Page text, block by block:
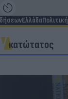
ΕλλάδαΠολιτική
κατώτατος